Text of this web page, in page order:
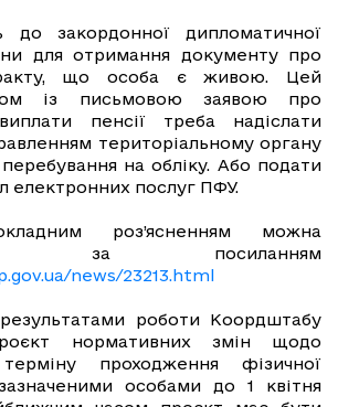
до закордонної дипломатичної
для отримання документу про
факту, що особа є живою. Цей
із письмовою заявою про
пенсії треба надіслати
територіальному органу
на обліку. Або подати
електронних послуг ПФУ.
роз’ясненням можна
за посиланням
news/23213.html
роботи Коордштабу
нормативних змін щодо
проходження фізичної
зазначеними особами до 1 квітня